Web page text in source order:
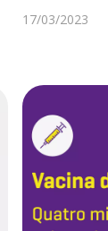
17/03/2023